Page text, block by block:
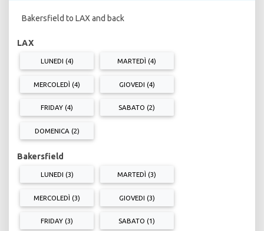
Bakersfield to LAX and back
LAX
LUNEDI (4) MARTEDÌ (4)
MERCOLEDÌ (4) GIOVEDI (4)
FRIDAY (4) SABATO (2)
DOMENICA (2)
Bakersfield
LUNEDI (3) MARTEDÌ (3)
MERCOLEDÌ (3) GIOVEDI (3)
FRIDAY (3) SABATO (1)